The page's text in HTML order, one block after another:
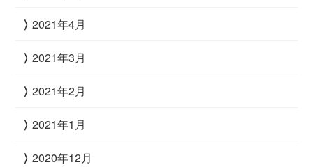
2021年4月
2021年3月
2021年2月
2021年1月
2020年12月